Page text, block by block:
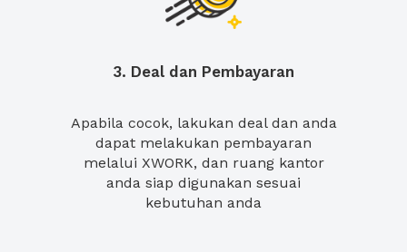
3. Deal dan Pembayaran
Apabila cocok, lakukan deal dan anda
dapat melakukan pembayaran
melalui XWORK, dan ruang kantor
anda siap digunakan sesuai
kebutuhan anda